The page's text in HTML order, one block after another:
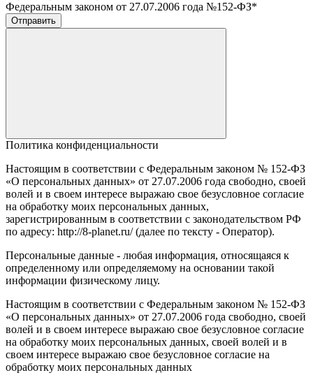
Федеральным законом от 27.07.2006 года №152-ФЗ*
Отправить
Политика конфиденциальности
Настоящим в соответствии с Федеральным законом № 152-ФЗ
«О персональных данных» от 27.07.2006 года свободно, своей
волей и в своем интересе выражаю свое безусловное согласие
на обработку моих персональных данных,
зарегистрированным в соответствии с законодательством РФ
по адресу: http://8-planet.ru/ (далее по тексту - Оператор).
Персональные данные - любая информация, относящаяся к
определенному или определяемому на основании такой
информации физическому лицу.
Настоящим в соответствии с Федеральным законом № 152-ФЗ
«О персональных данных» от 27.07.2006 года свободно, своей
волей и в своем интересе выражаю свое безусловное согласие
на обработку моих персональных данных, своей волей и в
своем интересе выражаю свое безусловное согласие на
обработку моих персональных данных